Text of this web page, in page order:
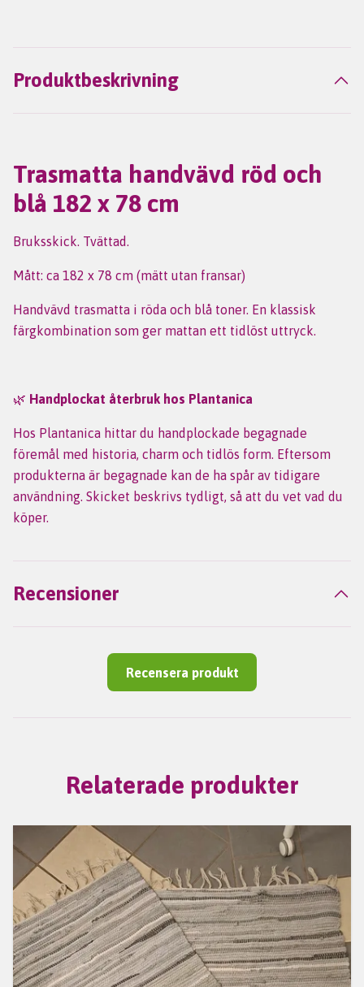
Produktbeskrivning
Trasmatta handvävd röd och
blå 182 x 78 cm
Bruksskick. Tvättad.
Mått: ca 182 x 78 cm (mätt utan fransar)
Handvävd trasmatta i röda och blå toner. En klassisk
färgkombination som ger mattan ett tidlöst uttryck.
🌿 Handplockat återbruk hos Plantanica
Hos Plantanica hittar du handplockade begagnade
föremål med historia, charm och tidlös form. Eftersom
produkterna är begagnade kan de ha spår av tidigare
användning. Skicket beskrivs tydligt, så att du vet vad du
köper.
Recensioner
Recensera produkt
Relaterade produkter